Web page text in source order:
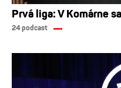
Prvá liga: V Komárne
24 podcast